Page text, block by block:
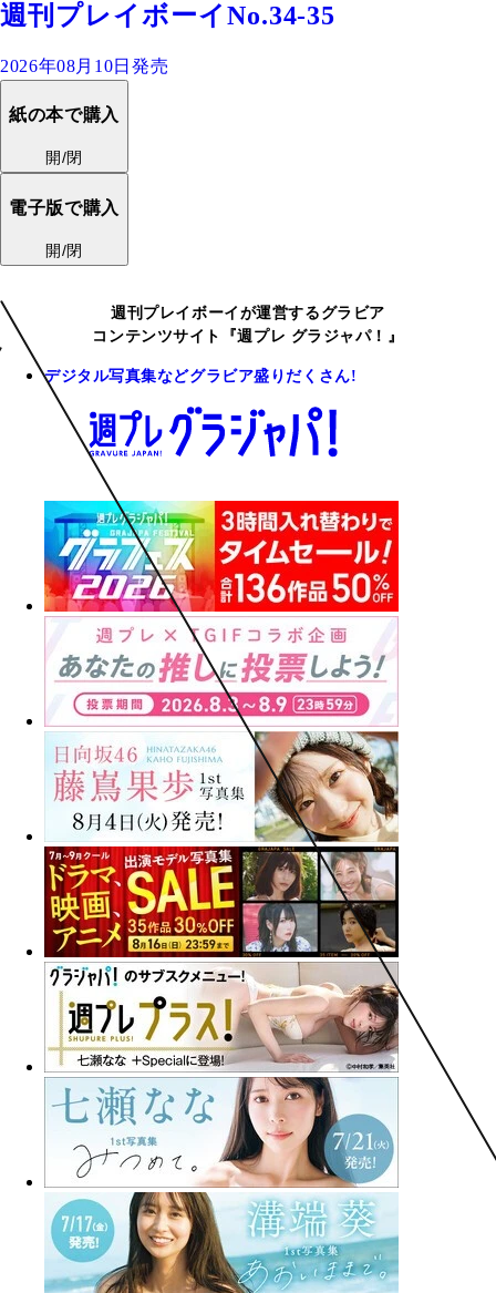
週刊プレイボーイNo.34-35
2026年08月10日発売
紙の本で購入
開/閉
電子版で購入
開/閉
週刊プレイボーイが運営するグラビア
コンテンツサイト『週プレ グラジャパ！』
デジタル写真集などグラビア盛りだくさん!